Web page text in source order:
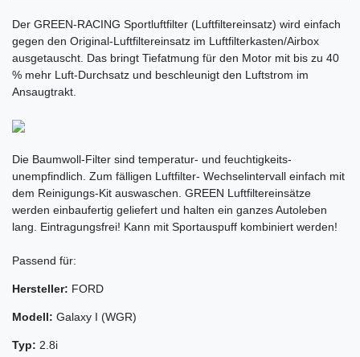
Der GREEN-RACING Sportluftfilter (Luftfiltereinsatz) wird einfach
gegen den Original-Luftfiltereinsatz im Luftfilterkasten/Airbox
ausgetauscht. Das bringt Tiefatmung für den Motor mit bis zu 40
% mehr Luft-Durchsatz und beschleunigt den Luftstrom im
Ansaugtrakt.
Die Baumwoll-Filter sind temperatur- und feuchtigkeits-
unempfindlich. Zum fälligen Luftfilter- Wechselintervall einfach mit
dem Reinigungs-Kit auswaschen. GREEN Luftfiltereinsätze
werden einbaufertig geliefert und halten ein ganzes Autoleben
lang. Eintragungsfrei! Kann mit Sportauspuff kombiniert werden!
Passend für:
Hersteller: FORD
Modell: Galaxy I (WGR)
Typ: 2.8i